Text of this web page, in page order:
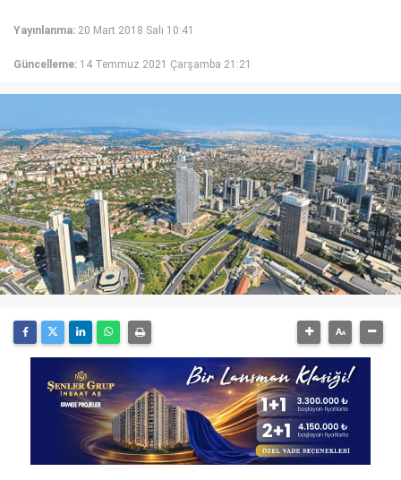
Yayınlanma: 20 Mart 2018 Salı 10:41
Güncelleme: 14 Temmuz 2021 Çarşamba 21:21